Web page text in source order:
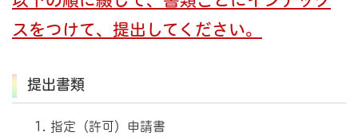
スをつけて、提出してください。
提出書類
指定（許可）申請書